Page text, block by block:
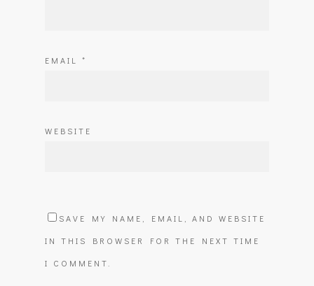
EMAIL *
WEBSITE
SAVE MY NAME, EMAIL, AND WEBSITE
IN THIS BROWSER FOR THE NEXT TIME
I COMMENT.